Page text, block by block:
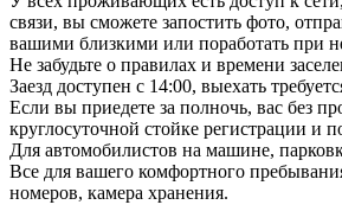
связи, вы сможете запостить фото,
вашими близкими или поработать при
Не забудьте о правилах и времени
Заезд доступен с 14:00, выехать
Если вы приедете за полночь, вас без
круглосуточной стойке регистрации и
Для автомобилистов на машине,
Все для вашего комфортного
номеров, камера хранения.